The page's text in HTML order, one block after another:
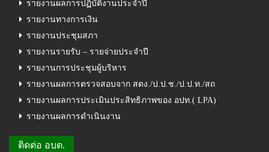
รายงานผลการปฏิบัติงานประจำปี
รายงานทางการเงิน
รายงานประชุมสภา
รายงานรายรับ – รายจ่ายประจำปี
รายงานการประชุมผู้บริหาร
รายงานผลการตรวจสอบจาก สตง./ป.ป.ช./ป.ป.ท./สถ
รายงานผลการประเมินประสิทธิภาพของ อปท.( LPA)
รายงานผลการดำเนินงาน
ติดต่อ อบต.